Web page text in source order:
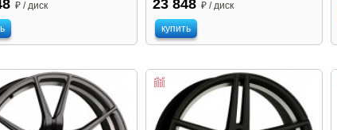
₽ / диск 23 848 ₽ / диск
купить